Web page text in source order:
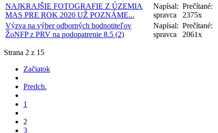
NAJKRAJŠIE FOTOGRAFIE Z ÚZEMIA
MAS PRE ROK 2020 UŽ POZNÁME...
Napísal:
spravca
Prečítané:
2375x
Výzva na výber odborných hodnotiteľov
ŽoNFP z PRV na podopatrenie 8.5 (2)
Napísal:
spravca
Prečítané:
2061x
Strana 2 z 15
Začiatok
Predch.
1
2
3